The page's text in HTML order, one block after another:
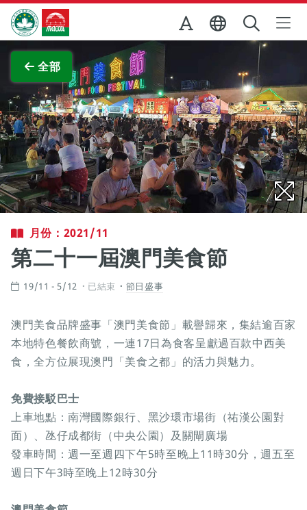
跳至主内容
澳門特別行政區政府旅遊局
全部
查看原圖
月份：2021/11
第二十一屆澳門美食節
19/11 - 5/12 已結束 節日盛事
澳門美食品牌盛事「澳門美食節」載譽歸來，集結逾百家
本地特色餐飲商號，一連17日為食客呈獻過百款中西美
食，全方位展現澳門「美食之都」的活力與魅力。
免費接駁巴士
上車地點：南灣國際銀行、黑沙環市場街（祐漢公園對
面）、氹仔成都街（中央公園）及關閘廣場
發車時間：週一至週四下午5時至晚上11時30分，週五至
週日下午3時至晚上12時30分